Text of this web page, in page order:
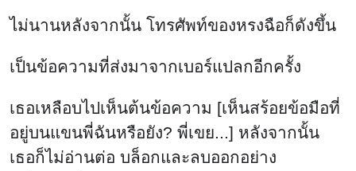
เธอเหลือบไปเห็นต้นข้อความ [เห็นสร้อยข้อมือที่
อยู่บนแขนพี่ฉันหรือยัง? พี่เขย...] หลังจากนั้น
เธอก็ไม่อ่านต่อ บล็อกและลบออกอย่าง